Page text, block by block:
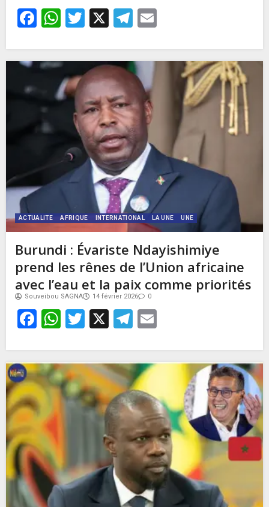
Facebook
WhatsApp
Twitter
X Telegram
ACTUALITE AFRIQUE INTERNATIONAL LA UNE UNE
Burundi : Évariste Ndayishimiye
prend les rênes de l’Union africaine
avec l’eau et la paix comme priorités
Souveibou SAGNA 14 février 2026 0
Facebook
WhatsApp
Twitter
X Telegram